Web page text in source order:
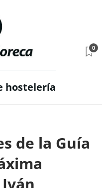
hostelería
0
de la Guía